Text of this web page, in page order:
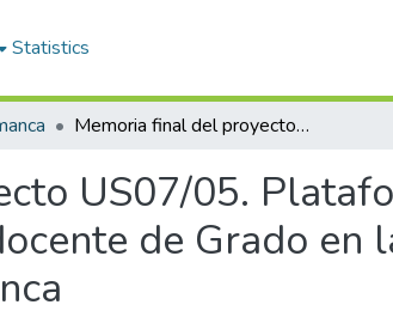
Statistics
Memoria final del proyecto US07/05. Plataformas e-learning como soporte a la actividad docente de Grado en la Facultad de Ciencias de la Universidad de Salamanca
US07/05.
de Grado en